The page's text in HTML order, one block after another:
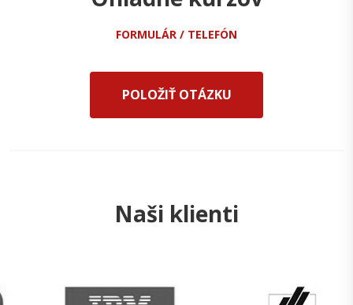
FORMULÁR / TELEFÓN
POLOŽIŤ OTÁZKU
Naši klienti